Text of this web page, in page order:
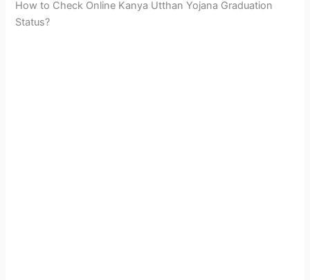
How to Check Online Kanya Utthan Yojana Graduation
Status?